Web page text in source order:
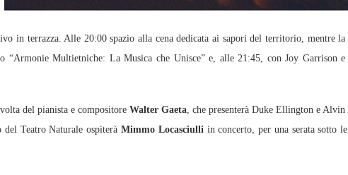
in terrazza. Alle 20:00 spazio alla cena dedicata ai sapori del territorio, mentre la
“Armonie Multietniche: La Musica che Unisce” e, alle 21:45, con Joy Garrison
del pianista e compositore Walter Gaeta, che presenterà Duke Ellington e Alvin
del Teatro Naturale ospiteràMimmo Locasciulliin concerto, per una serata sotto